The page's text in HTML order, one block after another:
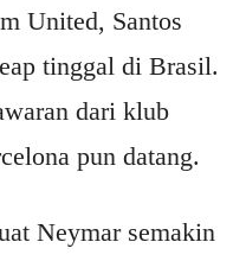
United, Santos
tinggal di Brasil.
dari klub
pun datang.
Neymar semakin